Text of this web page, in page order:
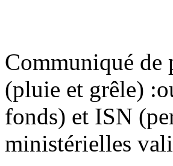
Communiqué de
(pluie et grêle)
fonds) et ISN
ministérielles